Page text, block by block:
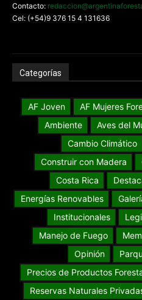
Contacto:
Cel: (+54)9 376 15 4 131636
Categorías
AF Joven AF Mujeres
Ambiente
Aves del
Cambio Climático
Construir con Madera
Costa Rica
Energías Renovables
Institucionales
Manejo de Fuego
Opinión
Precios de Productos
Reservas Naturales